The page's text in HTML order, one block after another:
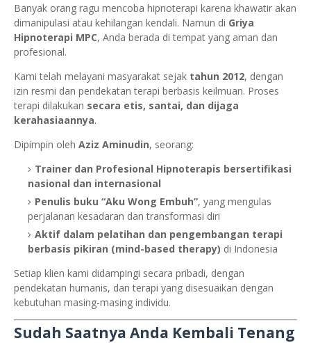
Banyak orang ragu mencoba hipnoterapi karena khawatir akan
dimanipulasi atau kehilangan kendali. Namun di Griya
Hipnoterapi MPC, Anda berada di tempat yang aman dan
profesional.
Kami telah melayani masyarakat sejak tahun 2012, dengan
izin resmi dan pendekatan terapi berbasis keilmuan. Proses
terapi dilakukan secara etis, santai, dan dijaga
kerahasiaannya.
Dipimpin oleh Aziz Aminudin, seorang:
Trainer dan Profesional Hipnoterapis bersertifikasi
nasional dan internasional
Penulis buku “Aku Wong Embuh”, yang mengulas
perjalanan kesadaran dan transformasi diri
Aktif dalam pelatihan dan pengembangan terapi
berbasis pikiran (mind-based therapy) di Indonesia
Setiap klien kami didampingi secara pribadi, dengan
pendekatan humanis, dan terapi yang disesuaikan dengan
kebutuhan masing-masing individu.
Sudah Saatnya Anda Kembali Tenang